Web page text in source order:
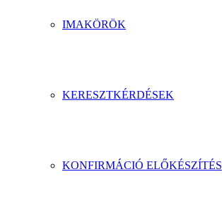
IMAKÖRÖK
KERESZTKÉRDÉSEK
KONFIRMÁCIÓ ELŐKÉSZÍTÉS